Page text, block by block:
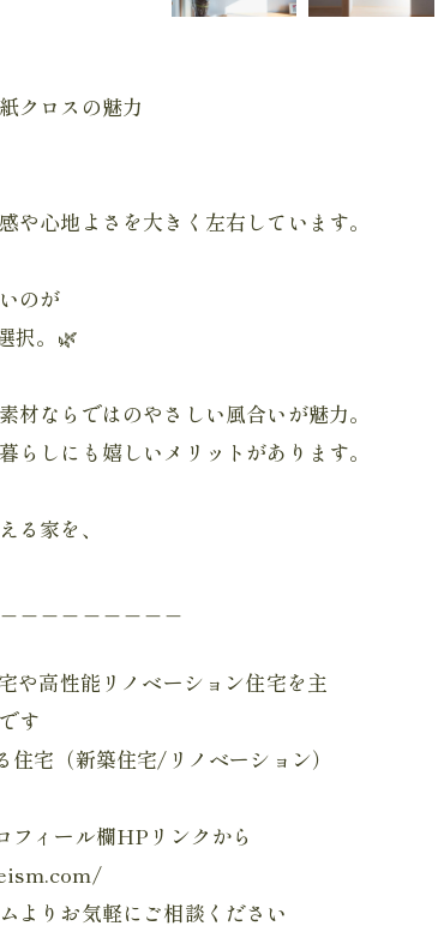
クロスの魅力
や心地よさを大きく左右しています。
のが
択。🌿
材ならではのやさしい風合いが魅力。
らしにも嬉しいメリットがあります。
る家を、
や高性能リノベーション住宅を主
す
宅（新築住宅/リノベーション）
フィール欄HPリンクから
よりお気軽にご相談ください